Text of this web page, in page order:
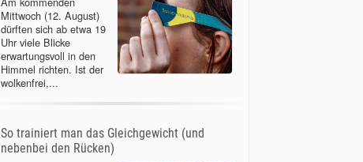
Mittwoch (12. August)
dürften sich ab etwa 19
Uhr viele Blicke
erwartungsvoll in den
Himmel richten. Ist der
wolkenfrei,...
So trainiert man das Gleichgewicht (und
nebenbei den Rücken)